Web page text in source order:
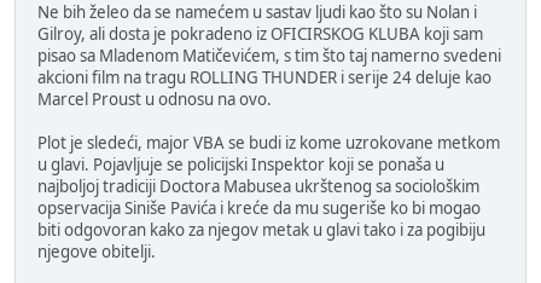
Ne bih želeo da se namećem u sastav ljudi kao što su Nolan i
Gilroy, ali dosta je pokradeno iz OFICIRSKOG KLUBA koji sam
pisao sa Mladenom Matičevićem, s tim što taj namerno svedeni
akcioni film na tragu ROLLING THUNDER i serije 24 deluje kao
Marcel Proust u odnosu na ovo.
Plot je sledeći, major VBA se budi iz kome uzrokovane metkom
u glavi. Pojavljuje se policijski Inspektor koji se ponaša u
najboljoj tradiciji Doctora Mabusea ukrštenog sa sociološkim
opservacija Siniše Pavića i kreće da mu sugeriše ko bi mogao
biti odgovoran kako za njegov metak u glavi tako i za pogibiju
njegove obitelji.